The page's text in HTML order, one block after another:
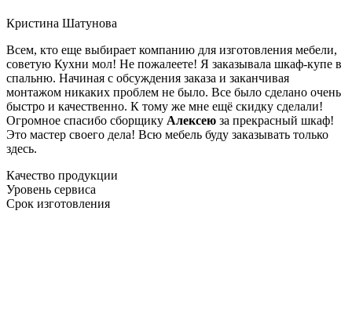
Кристина Шатунова
Всем, кто еще выбирает компанию для изготовления мебели,
советую Кухни мол! Не пожалеете! Я заказывала шкаф-купе в
спальню. Начиная с обсуждения заказа и заканчивая
монтажом никаких проблем не было. Все было сделано очень
быстро и качественно. К тому же мне ещё скидку сделали!
Огромное спасибо сборщику Алексею за прекрасный шкаф!
Это мастер своего дела! Всю мебель буду заказывать только
здесь.
Качество продукции
Уровень сервиса
Срок изготовления